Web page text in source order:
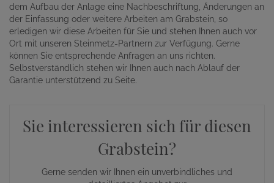
dem Aufbau der Anlage eine Nachbeschriftung, Änderungen an
der Einfassung oder weitere Arbeiten am Grabstein, so
erledigen wir diese Arbeiten für Sie und stehen Ihnen auch vor
Ort mit unseren Steinmetz-Partnern zur Verfügung. Gerne
können Sie entsprechende Anfragen an uns richten.
Selbstverständlich stehen wir Ihnen auch nach Ablauf der
Garantie unterstützend zu Seite.
Sie interessieren sich für diesen
Grabstein?
Gerne senden wir Ihnen ein unverbindliches und